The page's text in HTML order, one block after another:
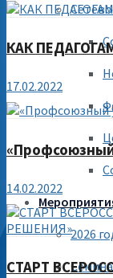
2026
КАК
17.02.2022
14.02.2022
СТАРТ